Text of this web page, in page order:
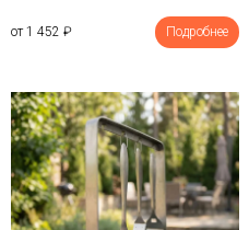
от 1 452 ₽ Подробнее